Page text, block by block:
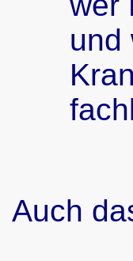
und
Auch